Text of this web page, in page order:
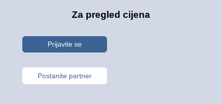
Za pregled cijena
Prijavite se
Postanite partner